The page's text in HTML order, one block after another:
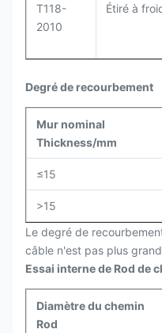
T118-
2010
Étiré à
Degré de recourbement
Mur nominal
Thickness/mm
≤15
>15
Le degré de
câble n'est pas plus
Essai interne de Rod de
Diamètre du chemin
Rod